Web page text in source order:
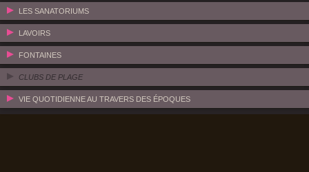
LES SANATORIUMS
LAVOIRS
FONTAINES
CLUBS DE PLAGE
VIE QUOTIDIENNE AU TRAVERS DES ÉPOQUES